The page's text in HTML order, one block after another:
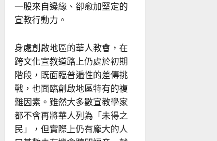
一股來自邊緣、卻愈加堅定的
宣教行動力。
身處創啟地區的華人教會，在
跨文化宣教道路上仍處於初期
階段，既面臨普遍性的差傳挑
戰，也面臨創啟地區特有的複
雜因素。雖然大多數宣教學家
都不會再將華人列為「未得之
民」，但實際上仍有龐大的人